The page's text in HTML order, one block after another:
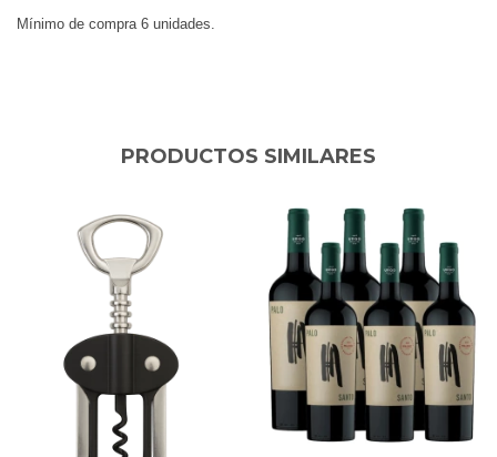
Mínimo de compra 6 unidades.
PRODUCTOS SIMILARES